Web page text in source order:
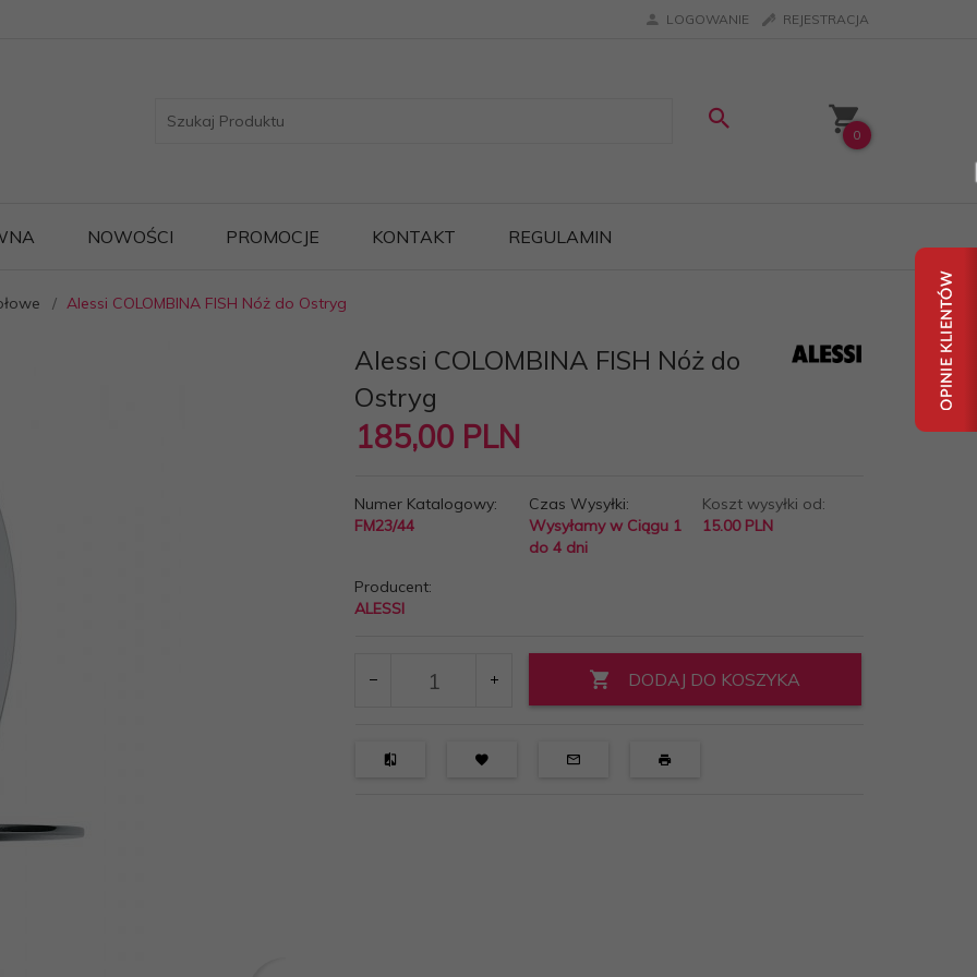
LOGOWANIE REJESTRACJA
0
NOWOŚCI PROMOCJE KONTAKT REGULAMIN
Alessi COLOMBINA FISH Nóż do Ostryg
Alessi COLOMBINA FISH Nóż do
Ostryg
185,00 PLN
Numer Katalogowy:
FM23/44
Czas Wysyłki:
Wysyłamy w Ciągu 1
do 4 dni
Koszt wysyłki od:
15.00 PLN
Producent:
ALESSI
DODAJ DO KOSZYKA